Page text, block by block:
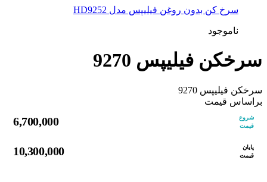
سرخ کن بدون روغن فیلیپس مدل HD9252
ناموجود
سرخکن فیلیپس 9270
سرخکن فیلیپس 9270
براساس قیمت
شروع
قیمت
6,700,000
پایان
قیمت
10,300,000